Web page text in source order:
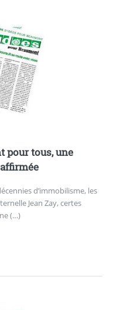
pour tous, une
d’immobilisme, les
Jean Zay, certes
(…)